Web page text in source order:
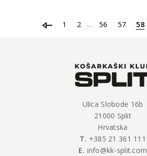
1 2 … 56 57 58
Ulica Slobode 16b
21000 Split
Hrvatska
T. +385 21 361 111
E. info@kk-split.com